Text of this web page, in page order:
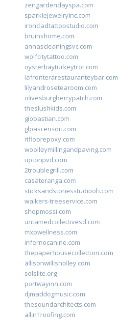
zengardendayspa.com
sparklejewelryinc.com
ironcladtattoostudio.com
bruinshome.com
annascleaningsvc.com
wolfcitytattoo.com
oysterbayturkeytrot.com
lafronterarestauranteybar.com
lilyandrosetearoom.com
olivesburgberrypatch.com
theslushkids.com
giobastian.com
glpascensori.com
rifloorepoxy.com
woolleymillingandpaving.com
uptonpvd.com
2troublegrill.com
casateranga.com
sticksandstonesstudiooh.com
walkers-treeservice.com
shopmossi.com
untamedcollectivesd.com
mxpwellness.com
infernocanine.com
thepaperhousecollection.com
allisonwillisholley.com
solslite.org
portwayinn.com
djmaddogmusic.com
thesoundarchitects.com
allin1roofing.com